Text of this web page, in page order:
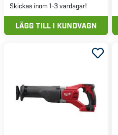
Skickas inom 1-3 vardagar!
LÄGG TILL I KUNDVAGN